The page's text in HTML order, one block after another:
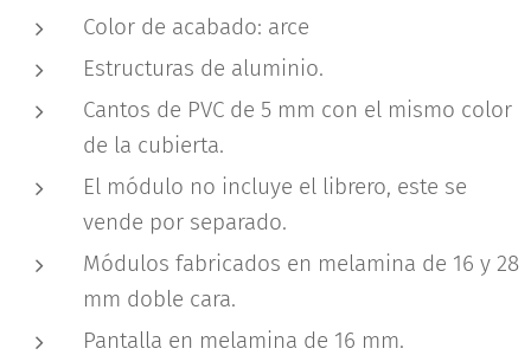
Color de acabado: arce
Estructuras de aluminio.
Cantos de PVC de 5 mm con el mismo color
de la cubierta.
El módulo no incluye el librero, este se
vende por separado.
Módulos fabricados en melamina de 16 y 28
mm doble cara.
Pantalla en melamina de 16 mm.